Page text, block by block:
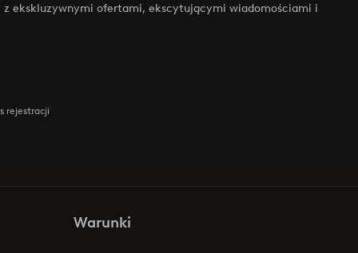
z ekskluzywnymi ofertami, ekscytującymi wiadomościami i
rejestracji
Warunki